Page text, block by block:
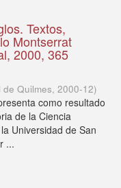
Textos,
Montserrat
2000, 365
Quilmes, 2000-12)
como resultado
de la Ciencia
Universidad de San
...